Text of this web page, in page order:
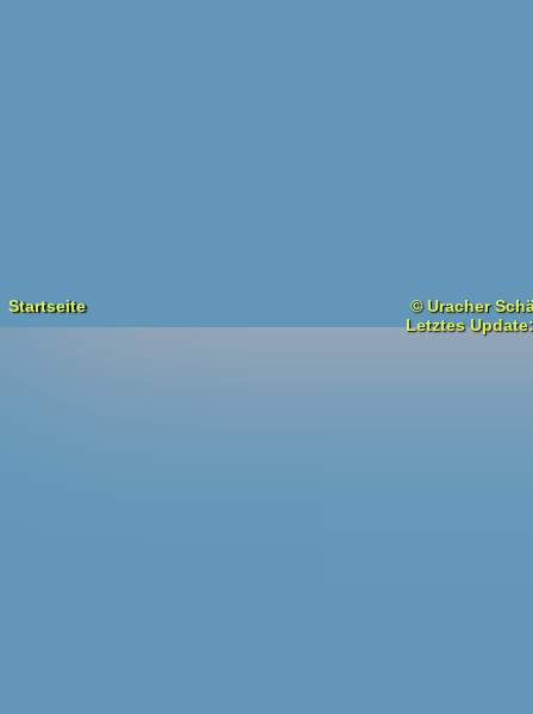
Startseite
© Uracher
Letztes